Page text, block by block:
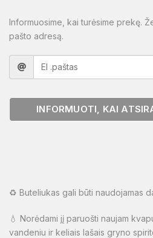
Informuosime, kai turėsime prekę.
pašto adresą.
INFORMUOTI, KAI
♻️ Buteliukas gali būti naudojamas
💧 Norėdami jį paruošti naujam
vandeniu ir keliais lašais gryno